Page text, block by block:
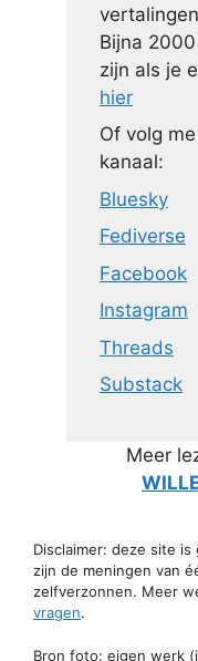
Bijna
zijn als je
hier
Of volg
kanaal:
Bluesky
Fediverse
Facebook
Instagram
Threads
Substack
Meer
Disclaimer: deze site
zijn de meningen van
zelfverzonnen. Meer
vragen.
Bron foto: eigen werk